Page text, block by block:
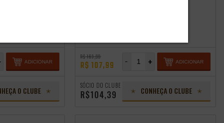
ADICIONAR
O CLUBE
R$ 163,99
R$ 107,99 +
- ADICIONAR
SÓCIO DO CLUBE
R$104,39 CONHEÇA O CLUBE